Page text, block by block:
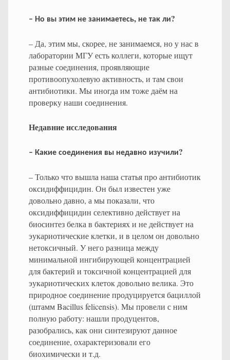
– Но вы этим не занимаетесь, не так ли?
– Да, этим мы, скорее, не занимаемся, но у нас в
лаборатории МГУ есть коллеги, которые ищут
разные соединения, проявляющие
противоопухолевую активность, и там свои
антибиотики. Мы иногда им тоже даём на
проверку наши соединения.
Недавние исследования
– Какие соединения вы недавно изучили?
– Только что вышла наша статья про антибиотик
оксидиффицидин. Он был известен уже
довольно давно, а мы показали, что
оксидиффицидин селективно действует на
биосинтез белка в бактериях и не действует на
эукариотические клетки, и в целом он довольно
нетоксичный. У него разница между
минимальной ингибирующей концентрацией
для бактерий и токсичной концентрацией для
эукариотических клеток довольно велика. Это
природное соединение продуцируется бациллой
(штамм Bacillus felicensis). Мы провели с ним
полную работу: нашли продуцентов,
разобрались, как они синтезируют данное
соединение, охарактеризовали его
биохимически и т.д.